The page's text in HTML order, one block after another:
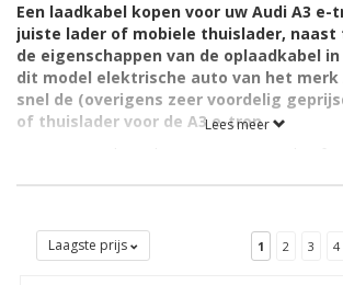
Een laadkabel kopen voor uw Audi A3 e-
juiste lader of mobiele thuislader,
de eigenschappen van de oplaadkabel
dit model elektrische auto van het merk
snel de (overigens zeer voordelig
of thuislader voor de A3 e-tron.
Belangrijk om te weten
De Audi A3 e-tron is alléén gemaakt op
Lees meer
Laagste prijs 1 2 3 4